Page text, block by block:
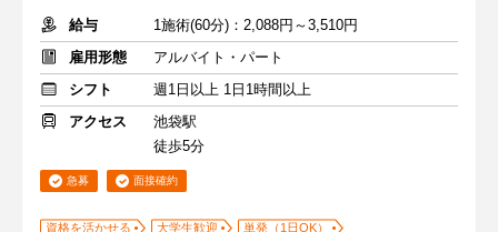
給与
1施術(60分)：2,088円～3,510円
雇用形態
アルバイト・パート
シフト
週1日以上 1日1時間以上
アクセス
池袋駅
徒歩5分
急募 面接確約
資格を活かせる 大学生歓迎
単発（1日OK）